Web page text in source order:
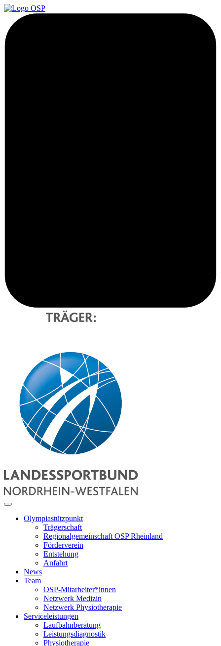
Olympiastützpunkt
Trägerschaft
Regionalgemeinschaft OSP Rheinland
Förderverein
Entstehung
Anfahrt
News
Team
OSP-Mitarbeiter*innen
Netzwerk Medizin
Netzwerk Physiotherapie
Serviceleistungen
Laufbahnberatung
Leistungsdiagnostik
Physiotherapie